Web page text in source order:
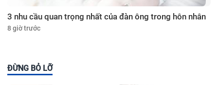
3 nhu cầu quan trọng nhất của đàn ông trong hôn nhân
8 giờ trước
ĐỪNG BỎ LỠ